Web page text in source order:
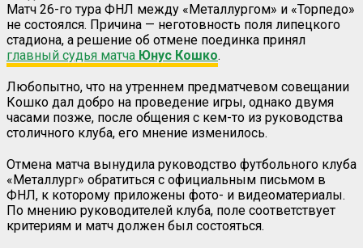
Матч 26-го тура ФНЛ между «Металлургом» и «Торпедо»
не состоялся. Причина — неготовность поля липецкого
стадиона, а решение об отмене поединка принял
главный судья матча Юнус Кошко.
Любопытно, что на утреннем предматчевом совещании
Кошко дал добро на проведение игры, однако двумя
часами позже, после общения с кем-то из руководства
столичного клуба, его мнение изменилось.
Отмена матча вынудила руководство футбольного клуба
«Металлург» обратиться с официальным письмом в
ФНЛ, к которому приложены фото- и видеоматериалы.
По мнению руководителей клуба, поле соответствует
критериям и матч должен был состояться.